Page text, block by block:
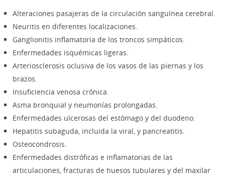
Alteraciones pasajeras de la circulación sanguínea cerebral.
Neuritis en diferentes localizaciones.
Ganglionitis inflamatoria de los troncos simpáticos.
Enfermedades isquémicas ligeras.
Arteriosclerosis oclusiva de los vasos de las piernas y los
brazos.
Insuficiencia venosa crónica.
Asma bronquial y neumonías prolongadas.
Enfermedades ulcerosas del estómago y del duodeno.
Hepatitis subaguda, incluida la viral, y pancreatitis.
Osteocondrosis.
Enfermedades distróficas e inflamatorias de las
articulaciones, fracturas de huesos tubulares y del maxilar